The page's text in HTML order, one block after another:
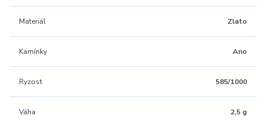
Materiál Zlato
Kamínky Ano
Ryzost 585/1000
Váha 2,5 g